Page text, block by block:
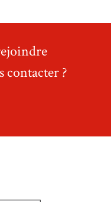
contacter ?